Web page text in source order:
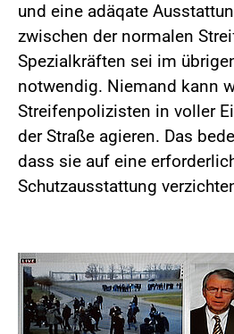
und eine adäqate
zwischen der normalen
Spezialkräften sei im
notwendig. Niemand kann
Streifenpolizisten in voller
der Straße agieren. Das
dass sie auf eine
Schutzausstattung